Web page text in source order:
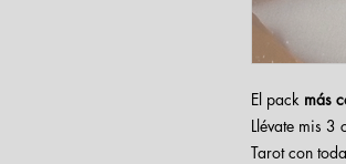
El pack más
Llévate mis 3
Tarot con